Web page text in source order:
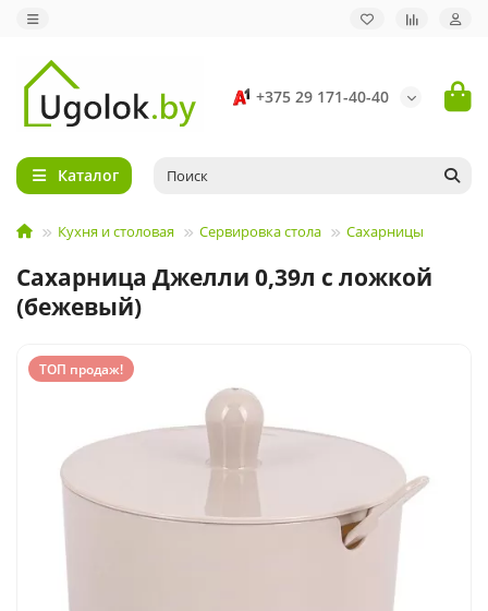
+375 29 171-40-40
Каталог
Кухня и столовая Сервировка стола Сахарницы
Сахарница Джелли 0,39л с ложкой
(бежевый)
ТОП продаж!